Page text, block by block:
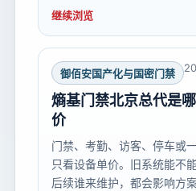
继续浏览
御佰安国产化与国密门禁
熵基门禁北京总代是
价
门禁、考勤、访客、停车或
只看设备单价。旧系统能不
后续谁来维护，都会影响方